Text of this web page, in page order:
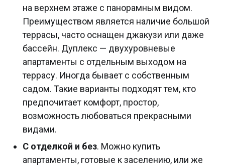
на верхнем этаже с панорамным видом.
Преимуществом является наличие большой
террасы, часто оснащен джакузи или даже
бассейн. Дуплекс — двухуровневые
апартаменты с отдельным выходом на
террасу. Иногда бывает с собственным
садом. Такие варианты подходят тем, кто
предпочитает комфорт, простор,
возможность любоваться прекрасными
видами.
С отделкой и без. Можно купить
апартаменты, готовые к заселению, или же